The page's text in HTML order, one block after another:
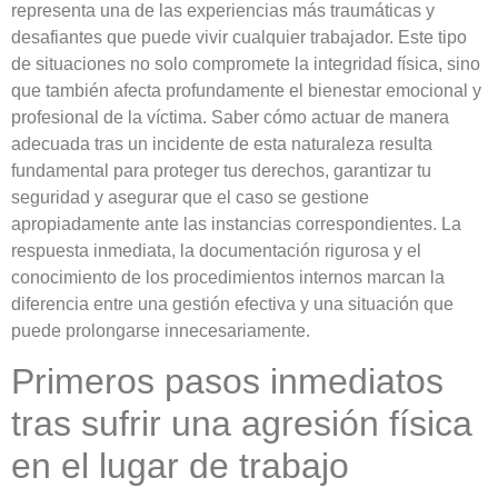
representa una de las experiencias más traumáticas y
desafiantes que puede vivir cualquier trabajador. Este tipo
de situaciones no solo compromete la integridad física, sino
que también afecta profundamente el bienestar emocional y
profesional de la víctima. Saber cómo actuar de manera
adecuada tras un incidente de esta naturaleza resulta
fundamental para proteger tus derechos, garantizar tu
seguridad y asegurar que el caso se gestione
apropiadamente ante las instancias correspondientes. La
respuesta inmediata, la documentación rigurosa y el
conocimiento de los procedimientos internos marcan la
diferencia entre una gestión efectiva y una situación que
puede prolongarse innecesariamente.
Primeros pasos inmediatos
tras sufrir una agresión física
en el lugar de trabajo